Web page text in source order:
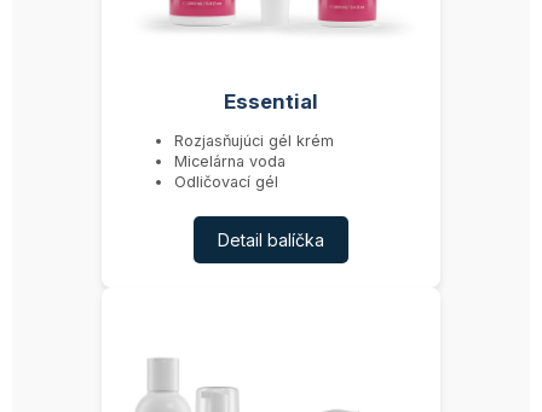
Essential
Rozjasňujúci gél krém
Micelárna voda
Odličovací gél
Detail balíčka